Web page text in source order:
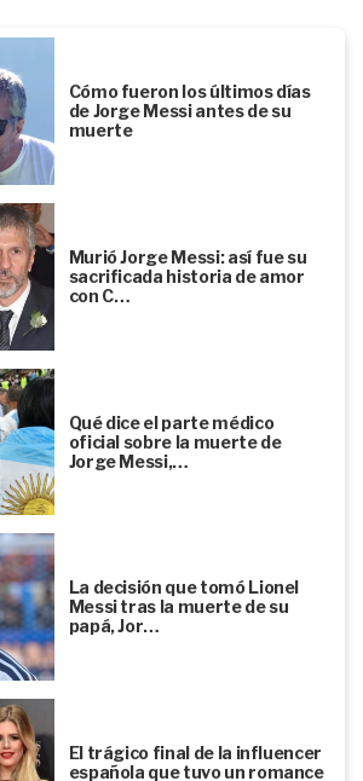
Cómo fueron los últimos días
de Jorge Messi antes de su
muerte
Murió Jorge Messi: así fue su
sacrificada historia de amor
con C…
Qué dice el parte médico
oficial sobre la muerte de
Jorge Messi,…
La decisión que tomó Lionel
Messi tras la muerte de su
papá, Jor…
El trágico final de la influencer
española que tuvo un romance